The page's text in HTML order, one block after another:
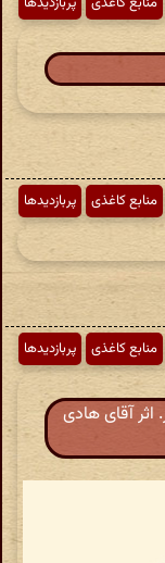
منابع کاغذی پربازدیدها
منابع کاغذی پربازدیدها
آقای هادی